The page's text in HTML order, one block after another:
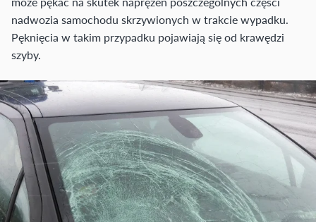
nadwozia samochodu skrzywionych w trakcie wypadku.
Pęknięcia w takim przypadku pojawiają się od krawędzi
szyby.